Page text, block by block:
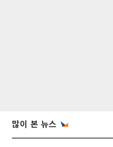
많이 본 뉴스